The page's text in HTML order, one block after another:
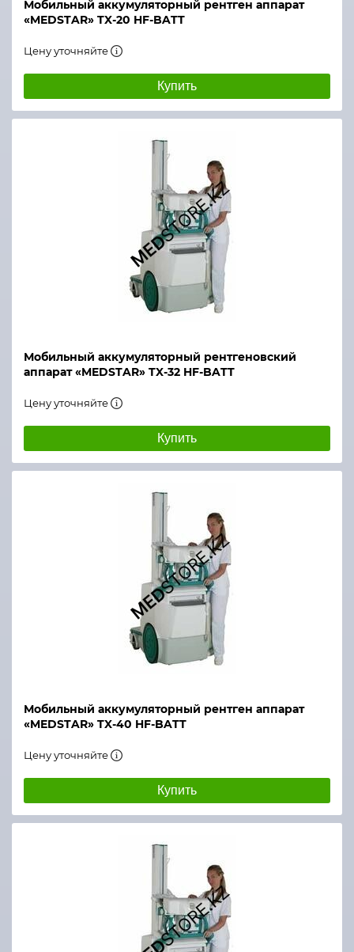
Мобильный аккумуляторный рентген аппарат
«MEDSTAR» TX-20 HF-BATT
Цену уточняйте
Купить
Мобильный аккумуляторный рентгеновский
аппарат «MEDSTAR» TX-32 HF-BATT
Цену уточняйте
Купить
Мобильный аккумуляторный рентген аппарат
«MEDSTAR» TX-40 HF-BATT
Цену уточняйте
Купить